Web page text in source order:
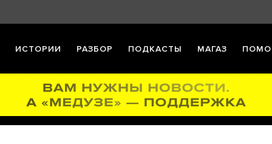
ИСТОРИИ РАЗБОР ПОДКАСТЫ МАГАЗ